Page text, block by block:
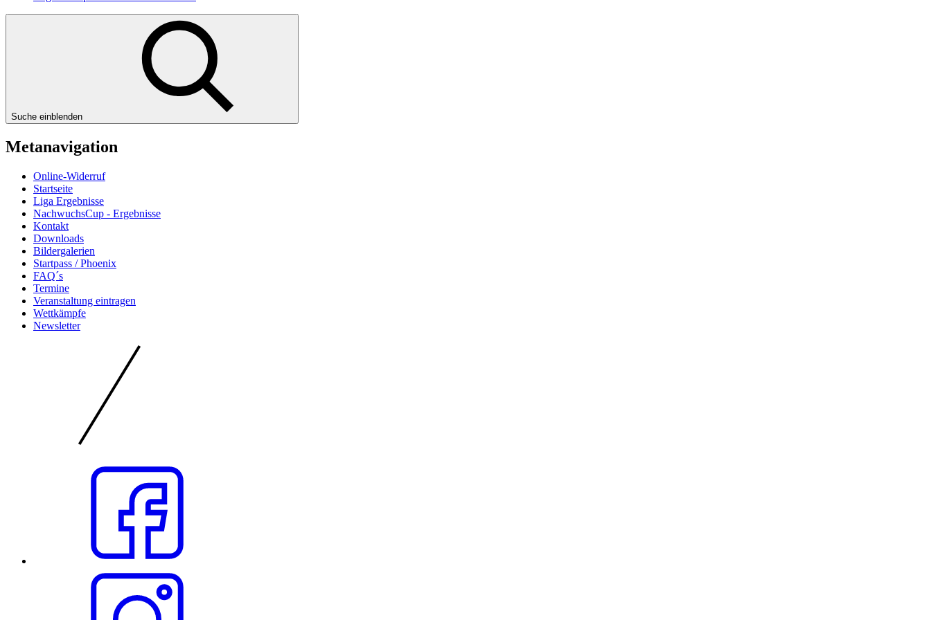
Suche einblenden
Metanavigation
Online-Widerruf
Startseite
Liga Ergebnisse
NachwuchsCup - Ergebnisse
Kontakt
Downloads
Bildergalerien
Startpass / Phoenix
FAQ´s
Termine
Veranstaltung eintragen
Wettkämpfe
Newsletter